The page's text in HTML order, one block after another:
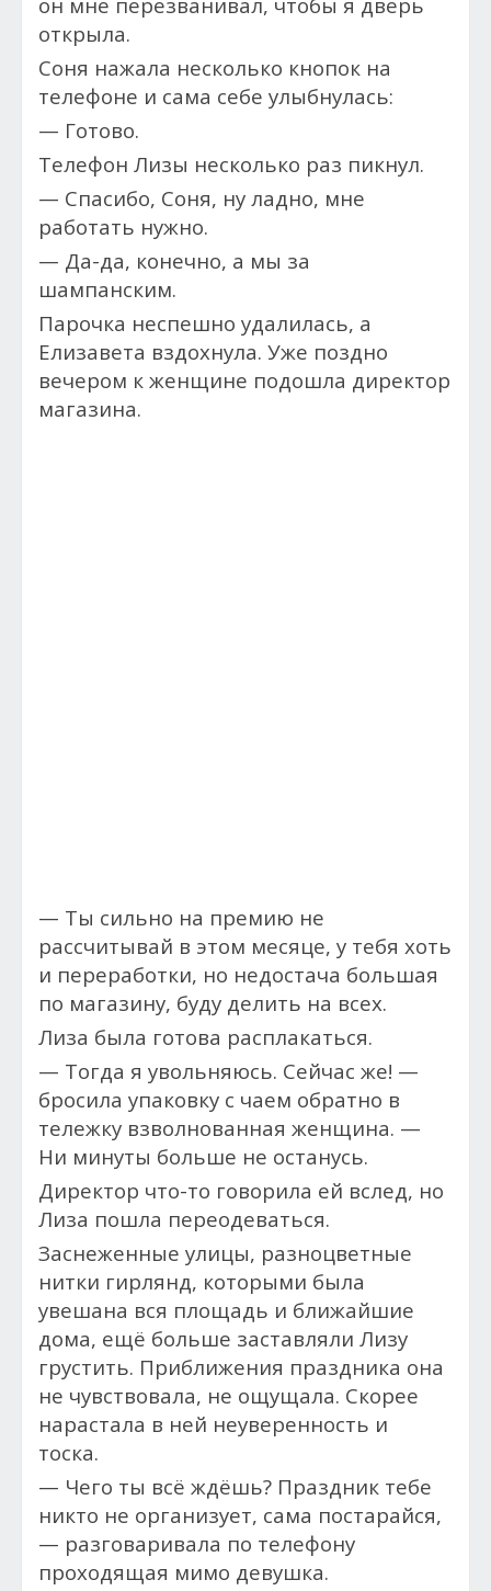
открыла.
Соня нажала несколько кнопок на
телефоне и сама себе улыбнулась:
— Готово.
Телефон Лизы несколько раз пикнул.
— Спасибо, Соня, ну ладно, мне
работать нужно.
— Да-да, конечно, а мы за
шампанским.
Парочка неспешно удалилась, а
Елизавета вздохнула. Уже поздно
вечером к женщине подошла директор
магазина.
— Ты сильно на премию не
рассчитывай в этом месяце, у тебя хоть
и переработки, но недостача большая
по магазину, буду делить на всех.
Лиза была готова расплакаться.
— Тогда я увольняюсь. Сейчас же! —
бросила упаковку с чаем обратно в
тележку взволнованная женщина. —
Ни минуты больше не останусь.
Директор что-то говорила ей вслед, но
Лиза пошла переодеваться.
Заснеженные улицы, разноцветные
нитки гирлянд, которыми была
увешана вся площадь и ближайшие
дома, ещё больше заставляли Лизу
грустить. Приближения праздника она
не чувствовала, не ощущала. Скорее
нарастала в ней неуверенность и
тоска.
— Чего ты всё ждёшь? Праздник тебе
никто не организует, сама постарайся,
— разговаривала по телефону
проходящая мимо девушка.